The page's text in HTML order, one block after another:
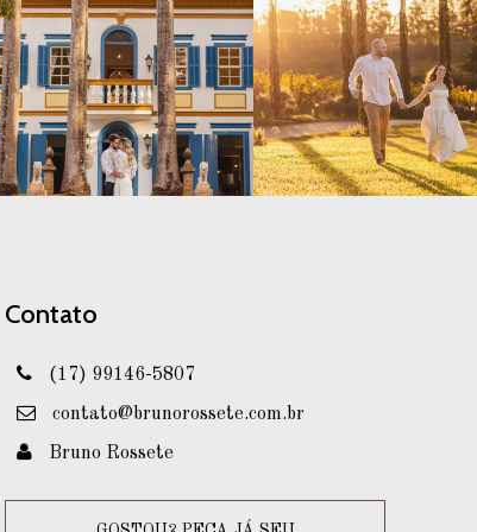
Contato
(17) 99146-5807
contato@brunorossete.com.br
Bruno Rossete